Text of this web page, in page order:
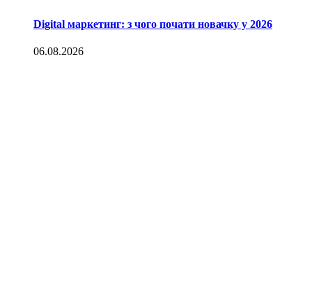
Digital маркетинг: з чого почати новачку у 2026
06.08.2026